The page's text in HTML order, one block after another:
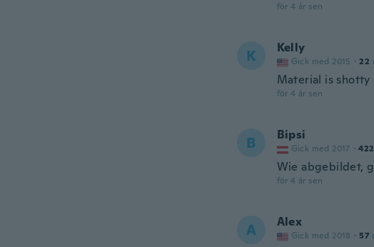
för 4 år sen
K Kelly
Gick med 2015 · 22
Material is
för 4 år sen
B Bipsi
Gick med 2017 · 422
Wie abgebildet,
för 4 år sen
A Alex
Gick med 2018 · 57